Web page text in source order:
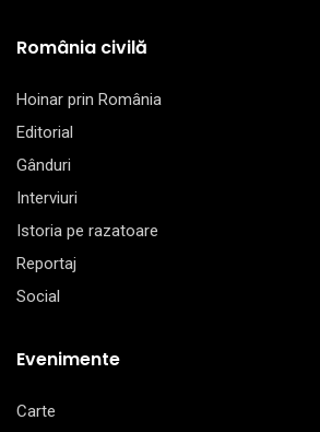
România civilă
Hoinar prin România
Editorial
Gânduri
Interviuri
Istoria pe razatoare
Reportaj
Social
Evenimente
Carte